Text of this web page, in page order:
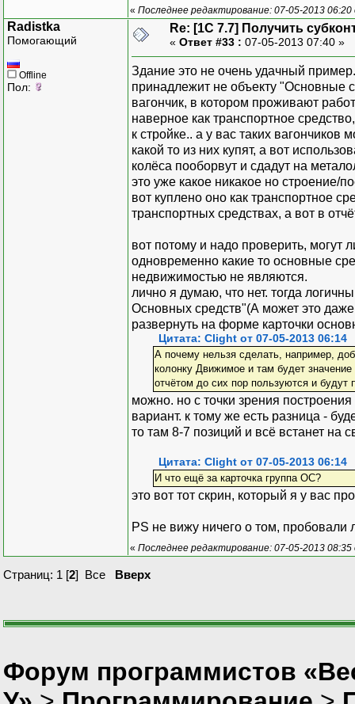
« Последнее редактирование: 07-05-2013
Radistka
Помогающий
Offline
Пол:
Re: [1C 7.7] Получить
« Ответ #33 : 07-05-2013 07:40 »
Здание это не очень удачный
принадлежит не объекту "Основные
вагончик, в котором проживают
наверное как транспортное
к стройке.. а у вас таких
какой то из них купят, а вот
колёса пооборвут и сдадут на
это уже какое никакое но строение/
вот куплено оно как транспортное
транспортных средствах, а вот в
вот потому и надо проверить, могут
одновременно какие то основные
недвижимостью не являются.
лично я думаю, что нет. тогда
Основных средств"(А может это
развернуть на форме карточки
Цитата: Clight от 07-05-2013 06:14
А почему нельзя сделать, например,
колонку Движимое и там будет
отчётом до сих пор пользуются и будут
можно. но с точки зрения
вариант. к тому же есть разница -
то там 8-7 позиций и всё встанет на
Цитата: Clight от 07-05-2013 06:14
И что ещё за карточка группа ОС?
это вот тот скрин, который я у вас
PS не вижу ничего о том, пробовали
« Последнее редактирование: 07-05-2013
Страниц: 1 [2] Все Вверх
Форум программистов